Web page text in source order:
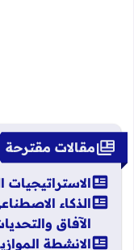
مقالات مقترحة
الذكاء
الآفاق
الانشطة